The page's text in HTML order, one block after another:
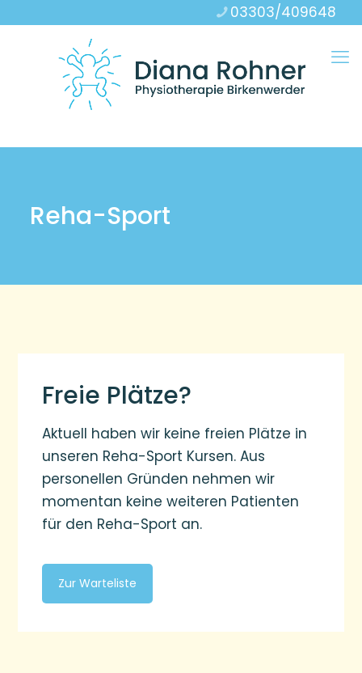
03303/409648
Reha-Sport
Freie Plätze?
Aktuell haben wir keine freien Plätze in
unseren Reha-Sport Kursen. Aus
personellen Gründen nehmen wir
momentan keine weiteren Patienten
für den Reha-Sport an.
Zur Warteliste